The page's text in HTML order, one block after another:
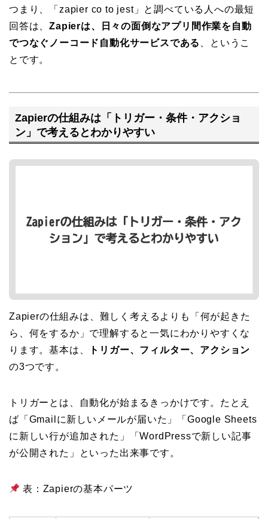
つまり、「zapier co to jest」と調べている人への最短
回答は、Zapierは、日々の面倒なアプリ間作業を自動
でつなぐノーコード自動化サービスである
、というこ
とです。
Zapierの仕組みは「トリガー・条件・アクショ
ン」で考えるとわかりやすい
Zapierの仕組みは、難しく考えるよりも「何が起きた
ら、何をするか」で理解すると一気にわかりやすくな
ります。基本は、
トリガー、フィルター、アクション
の3つです。
トリガーとは、自動化が始まるきっかけです。たとえ
ば「Gmailに新しいメールが届いた」「Google Sheets
に新しい行が追加された」「WordPressで新しい記事
が公開された」といった出来事です。
表：Zapierの基本パーツ